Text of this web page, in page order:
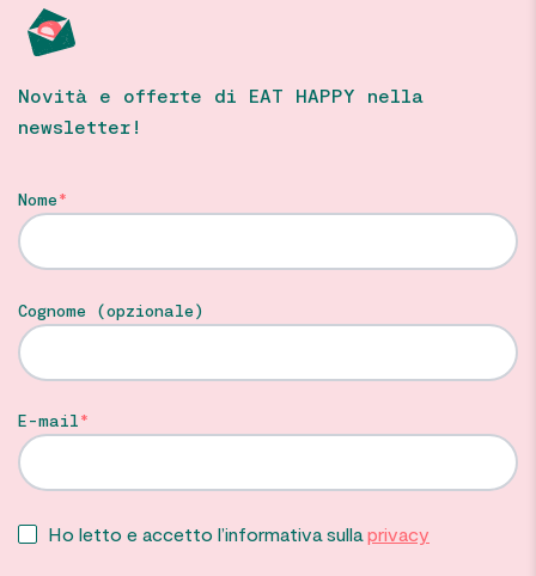
Novità e offerte di EAT HAPPY nella
newsletter!
Nome
Cognome (opzionale)
E-mail
Ho letto e accetto l’informativa sulla privacy